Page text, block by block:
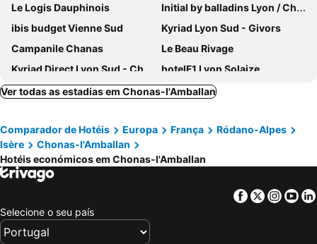
Le Logis Dauphinois
Initial by balladins Lyon / Chanas
ibis budget Vienne Sud
Kyriad Lyon Sud - Givors
Campanile Chanas
Le Beau Rivage
Kyriad Direct Lyon Sud - Chasse Sur Rhône
hotelF1 Lyon Solaize
La Verdine
La Pyramide
Hotel Première Classe Lyon Sud Vienne
Hôtel Le Médicis
L'Oree Du Château
ibis Lyon Sud Chasse sur Rhone
Ver todas as estadias em Chonas-l'Amballan
Comparador de Hotéis Europa França
Ródano-Alpes
Isère
Chonas-l'Amballan
Hotéis económicos em Chonas-l'Amballan
Facebook
Twitter
Selecione o seu país